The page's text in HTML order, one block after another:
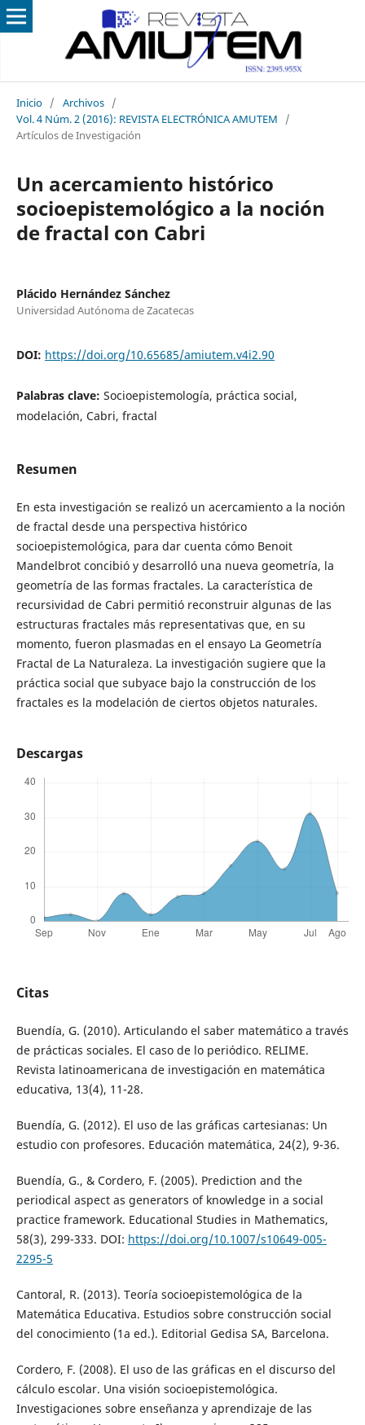
Inicio / Archivos /
Vol. 4 Núm. 2 (2016): REVISTA ELECTRÓNICA AMUTEM
/
Artículos de Investigación
Un acercamiento histórico
socioepistemológico a la noción
de fractal con Cabri
Plácido Hernández Sánchez
Universidad Autónoma de Zacatecas
DOI: https://doi.org/10.65685/amiutem.v4i2.90
Palabras clave: Socioepistemología, práctica social,
modelación, Cabri, fractal
Resumen
En esta investigación se realizó un acercamiento a la noción
de fractal desde una perspectiva histórico
socioepistemológica, para dar cuenta cómo Benoit
Mandelbrot concibió y desarrolló una nueva geometría, la
geometría de las formas fractales. La característica de
recursividad de Cabri permitió reconstruir algunas de las
estructuras fractales más representativas que, en su
momento, fueron plasmadas en el ensayo La Geometría
Fractal de La Naturaleza. La investigación sugiere que la
práctica social que subyace bajo la construcción de los
fractales es la modelación de ciertos objetos naturales.
Descargas
Citas
Buendía, G. (2010). Articulando el saber matemático a través
de prácticas sociales. El caso de lo periódico. RELIME.
Revista latinoamericana de investigación en matemática
educativa, 13(4), 11-28.
Buendía, G. (2012). El uso de las gráficas cartesianas: Un
estudio con profesores. Educación matemática, 24(2), 9-36.
Buendía, G., & Cordero, F. (2005). Prediction and the
periodical aspect as generators of knowledge in a social
practice framework. Educational Studies in Mathematics,
58(3), 299-333. DOI: https://doi.org/10.1007/s10649-005-
2295-5
Cantoral, R. (2013). Teoría socioepistemológica de la
Matemática Educativa. Estudios sobre construcción social
del conocimiento (1a ed.). Editorial Gedisa SA, Barcelona.
Cordero, F. (2008). El uso de las gráficas en el discurso del
cálculo escolar. Una visión socioepistemológica.
Investigaciones sobre enseñanza y aprendizaje de las